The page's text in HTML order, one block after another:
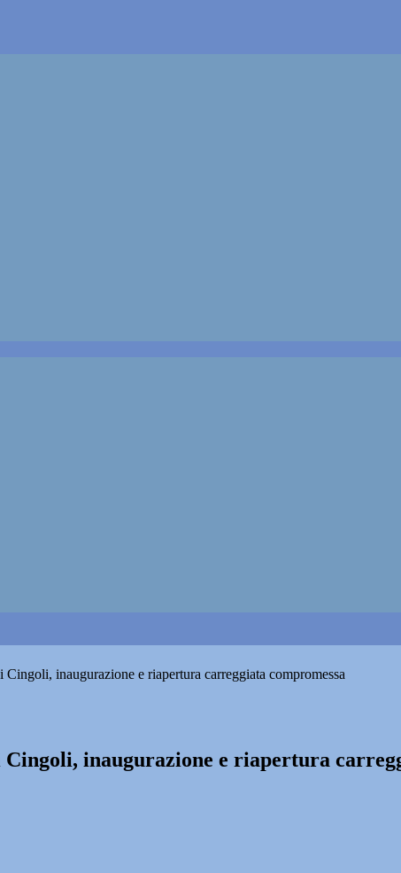
Cingoli, inaugurazione e riapertura carreggiata compromessa
Cingoli, inaugurazione e riapertura